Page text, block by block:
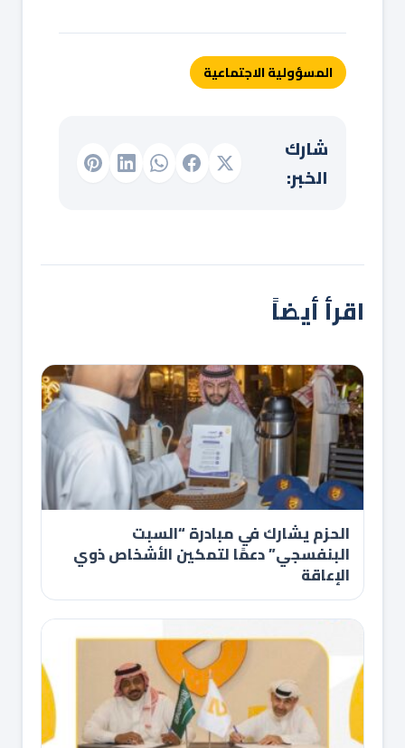
المسؤولية الاجتماعية
شارك
الخبر:
اقرأ أيضاً
الحزم يشارك في مبادرة “السبت
البنفسجي” دعمًا لتمكين الأشخاص ذوي
الإعاقة